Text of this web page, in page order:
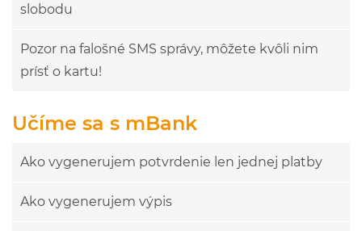
slobodu
Pozor na falošné SMS správy, môžete kvôli nim
prísť o kartu!
Učíme sa s mBank
Ako vygenerujem potvrdenie len jednej platby
Ako vygenerujem výpis